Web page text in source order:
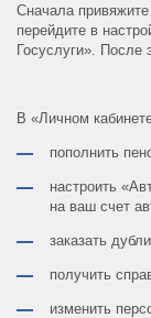
Сначала привяжите
перейдите в
Госуслуги». После
В «Личном
пополнить
настроить
на ваш счет
заказать
получить
изменить